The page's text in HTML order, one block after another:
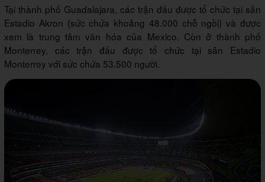
Tại thành phố Guadalajara, các trận đấu được tổ chức tại sân
Estadio Akron (sức chứa khoảng 48.000 chỗ ngồi) và được
xem là trung tâm văn hóa của Mexico. Còn ở thành phố
Monterrey, các trận đấu được tổ chức tại sân Estadio
Monterrey với sức chứa 53.500 người.